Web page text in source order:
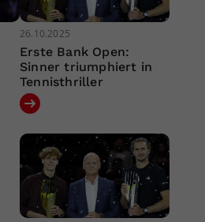
26.10.2025
Erste Bank Open:
Sinner triumphiert in
Tennisthriller